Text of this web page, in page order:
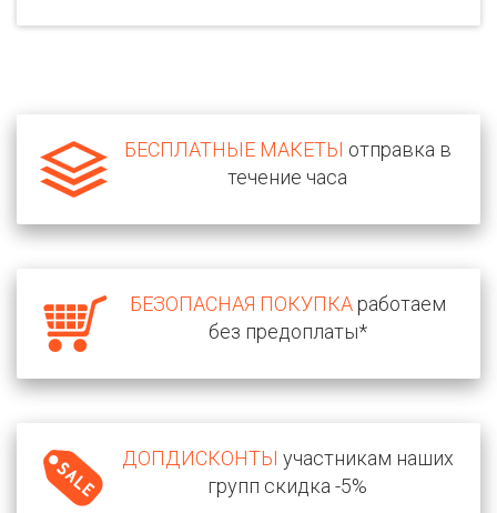
БЕСПЛАТНЫЕ МАКЕТЫ отправка в
течение часа
БЕЗОПАСНАЯ ПОКУПКАработаем
без предоплаты*
ДОПДИСКОНТЫ участникам наших
групп скидка -5%